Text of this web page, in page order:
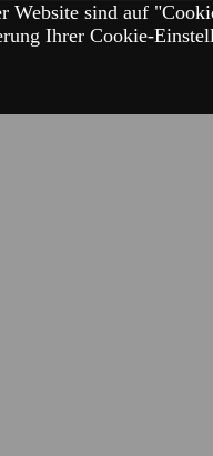
Website sind auf
Ihrer Cookie-